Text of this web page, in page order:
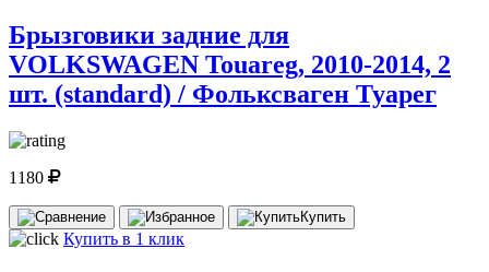
Брызговики задние для
VOLKSWAGEN Touareg, 2010-2014, 2
шт. (standard) / Фольксваген Туарег
1180
Купить
Купить в 1 клик